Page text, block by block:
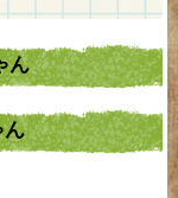
ん
ん